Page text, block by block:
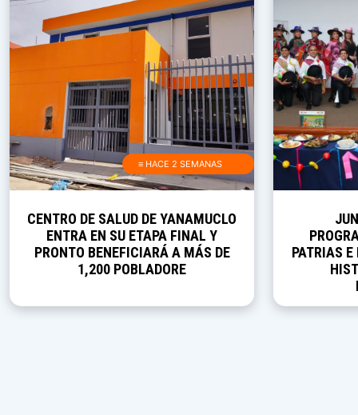
≡ HACE 2 SEMANAS
CENTRO DE SALUD DE YANAMUCLO
ENTRA EN SU ETAPA FINAL Y
PRONTO BENEFICIARÁ A MÁS DE
1,200 POBLADORE
PATRIAS